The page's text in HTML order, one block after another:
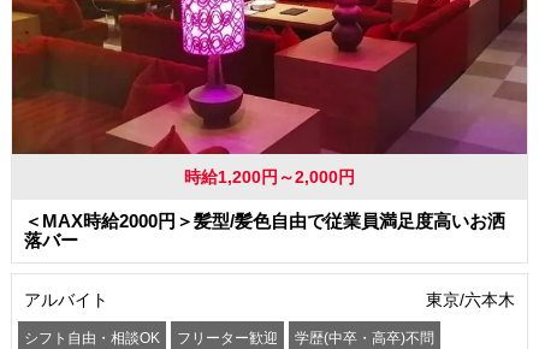
時給1,200円～2,000円
＜MAX時給2000円＞髪型/髪色自由で従業員満足度高いお洒
落バー
アルバイト 東京/六本木
シフト自由・相談OK フリーター歓迎 学歴(中卒・高卒)不問